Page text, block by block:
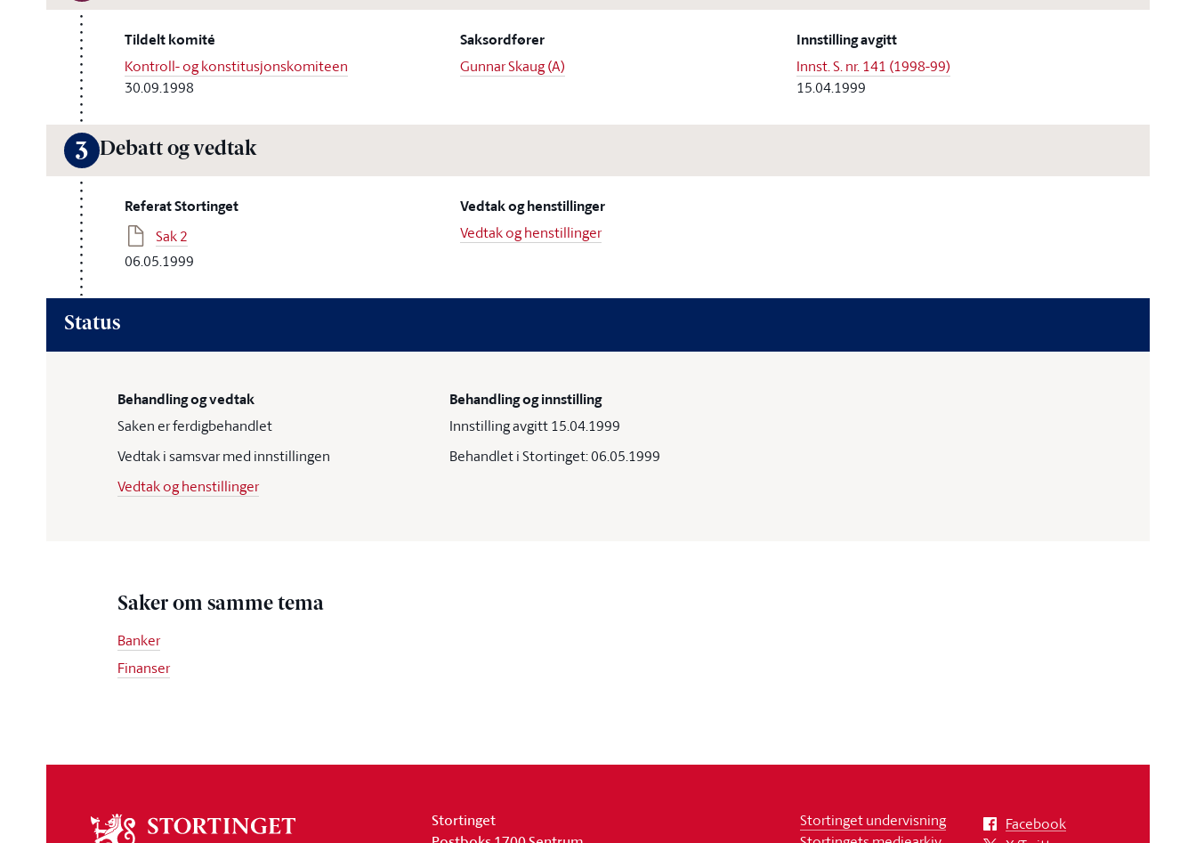
Tildelt komité
Kontroll- og konstitusjonskomiteen
30.09.1998
Saksordfører
Gunnar Skaug (A)
Innstilling avgitt
Innst. S. nr. 141 (1998-99)
15.04.1999
3 Debatt og vedtak
Referat Stortinget
Sak 2
06.05.1999
Vedtak og henstillinger
Vedtak og henstillinger
Status
Behandling og vedtak
Saken er ferdigbehandlet
Vedtak i samsvar med innstillingen
Vedtak og henstillinger
Behandling og innstilling
Innstilling avgitt 15.04.1999
Behandlet i Stortinget: 06.05.1999
Saker om samme tema
Banker
Finanser
Stortinget
Stortinget undervisning
Facebook